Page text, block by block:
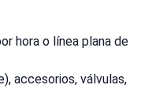
hora o línea plana de
accesorios, válvulas,